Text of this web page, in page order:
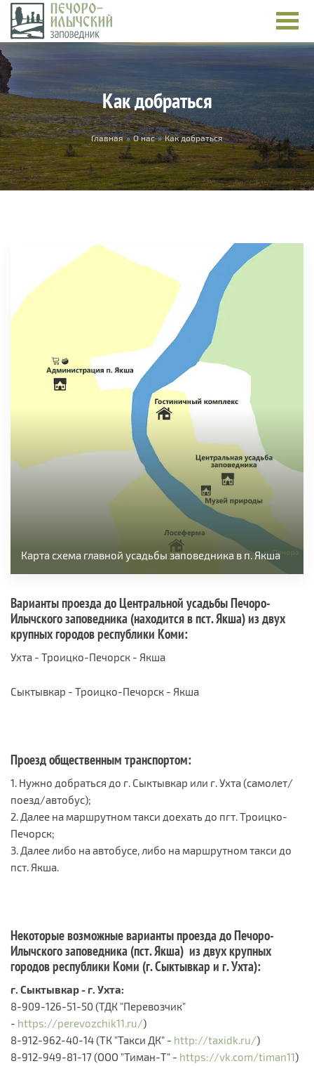
Перейти к основному содержанию
Как добраться
Вы здесьГлавная » О нас » Как добраться
Карта схема главной усадьбы заповедника в п. Якша
Варианты проезда до Центральной усадьбы Печоро-
Илычского заповедника (находится в пст. Якша) из двух
крупных городов республики Коми:
Ухта - Троицко-Печорск - Якша​
Сыктывкар - Троицко-Печорск - Якша​
Проезд общественным транспортом:
1. Нужно добраться до г. Сыктывкар или г. Ухта (самолет/
поезд/автобус);
2. Далее на маршрутном такси доехать до пгт. Троицко-
Печорск;
3. Далее либо на автобусе, либо на маршрутном такси до
пст. Якша.
Некоторые возможные варианты проезда до Печоро-
Илычского заповедника (пст. Якша) из двух крупных
городов республики Коми (г. Сыктывкар и г. Ухта):
г. Сыктывкар - г. Ухта:
8-909-126-51-50 (ТДК "Перевозчик"
- https://perevozchik11.ru/)
8-912-962-40-14 (ТК "Такси ДК" - http://taxidk.ru/)
8-912-949-81-17 (ООО "Тиман-Т" - https://vk.com/timan11)